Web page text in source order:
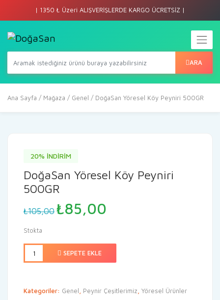
| 1350 ₺ Üzeri ALIŞVERİŞLERDE KARGO ÜCRETSİZ |
ARA
Ana Sayfa / Mağaza / Genel / DoğaSan Yöresel Köy Peyniri 500GR
20% İNDİRİM
DoğaSan Yöresel Köy Peyniri
500GR
₺105,00 Orijinal
fiyat:
₺85,00
₺85,00.
Stokta
SEPETE EKLE
Kategoriler: Genel, Peynir Çeşitlerimiz, Yöresel Ürünler